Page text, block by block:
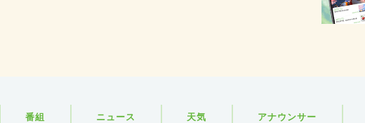
番組 ニュース 天気 アナウンサー